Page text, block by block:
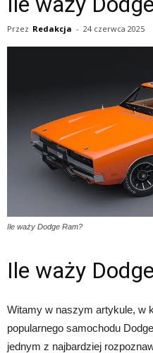
Przez Redakcja - 24 czerwca 2025
Ile waży Dodge Ram?
Ile waży
Witamy w naszym artykule, w
popularnego samochodu
jednym z najbardziej